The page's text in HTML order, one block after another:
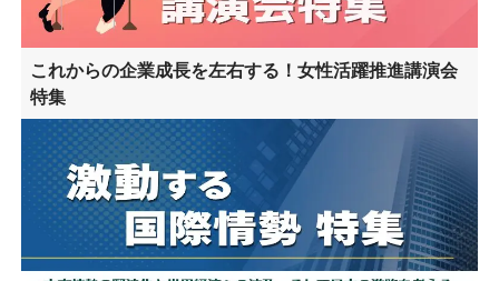
これからの企業成長を左右する！女性活躍推進講演会
特集